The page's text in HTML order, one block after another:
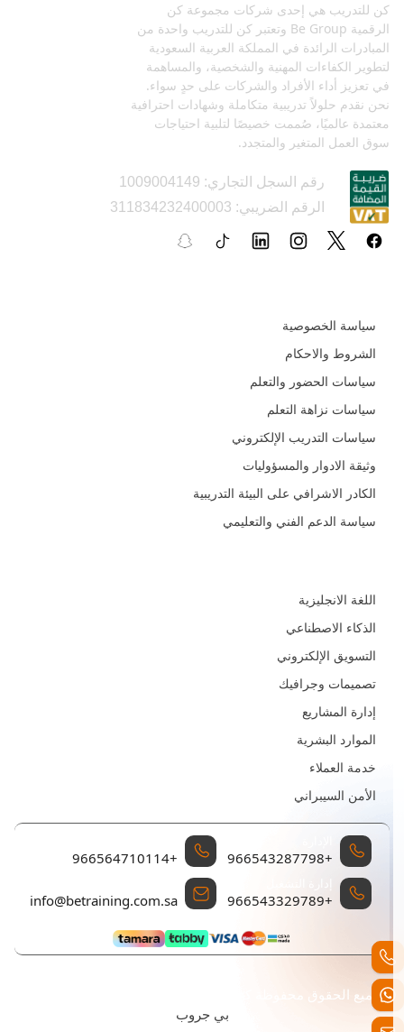
كن للتدريب هي إحدى شركات مجموعة كن
الرقمية Be Group وتعتبر كن للتدريب واحدة من
المبادرات الرائدة في المملكة العربية السعودية
لتطوير الكفاءات المهنية والشخصية، والمساهمة
في تعزيز أداء الأفراد والشركات على حدٍ سواء.
نحن نقدم حلولاً تدريبية متكاملة وشهادات احترافية
معتمدة عالميًا، صُممت خصيصًا لتلبية احتياجات
سوق العمل المتغير والمتجدد.
رقم السجل التجاري: 1009004149
الرقم الضريبي: 311834232400003
سياسة الخصوصية
الشروط والاحكام
سياسات الحضور والتعلم
سياسات نزاهة التعلم
سياسات التدريب الإلكتروني
وثيقة الادوار والمسؤوليات
الكادر الاشرافي على البيئة التدريبية
سياسة الدعم الفني والتعليمي
اللغة الانجليزية
الذكاء الاصطناعي
التسويق الإلكتروني
تصميمات وجرافيك
إدارة المشاريع
الموارد البشرية
خدمة العملاء
الأمن السيبراني
+966543287798
+966564710114
+966543329789
info@betraining.com.sa
جميع الحقوق محفوظة كن للتدريب تم التطوير والتصميم بواسطة
بي جروب